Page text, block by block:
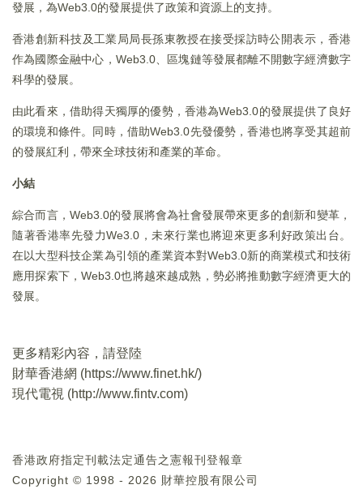
發展，為Web3.0的發展提供了政策和資源上的支持。
香港創新科技及工業局局長孫東教授在接受採訪時公開表示，香港
作為國際金融中心，Web3.0、區塊鏈等發展都離不開數字經濟數字
科學的發展。
由此看來，借助得天獨厚的優勢，香港為Web3.0的發展提供了良好
的環境和條件。同時，借助Web3.0先發優勢，香港也將享受其超前
的發展紅利，帶來全球技術和產業的革命。
小結
綜合而言，Web3.0的發展將會為社會發展帶來更多的創新和變革，
隨著香港率先發力We3.0，未來行業也將迎來更多利好政策出台。
在以大型科技企業為引領的產業資本對Web3.0新的商業模式和技術
應用探索下，Web3.0也將越來越成熟，勢必將推動數字經濟更大的
發展。
更多精彩內容，請登陸
財華香港網 (https://www.finet.hk/)
現代電視 (http://www.fintv.com)
香港政府指定刊載法定通告之憲報刊登報章
Copyright © 1998 - 2026 財華控股有限公司